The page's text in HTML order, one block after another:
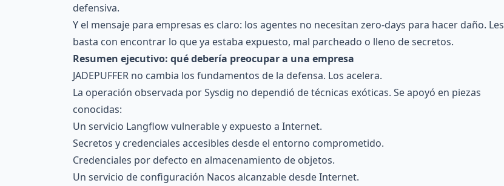
defensiva.
Y el mensaje para empresas es claro: los agentes no necesitan zero-days para hacer daño. Les
basta con encontrar lo que ya estaba expuesto, mal parcheado o lleno de secretos.
Resumen ejecutivo: qué debería preocupar a una empresa
JADEPUFFER no cambia los fundamentos de la defensa. Los acelera.
La operación observada por Sysdig no dependió de técnicas exóticas. Se apoyó en piezas
conocidas:
Un servicio Langflow vulnerable y expuesto a Internet.
Secretos y credenciales accesibles desde el entorno comprometido.
Credenciales por defecto en almacenamiento de objetos.
Un servicio de configuración Nacos alcanzable desde Internet.